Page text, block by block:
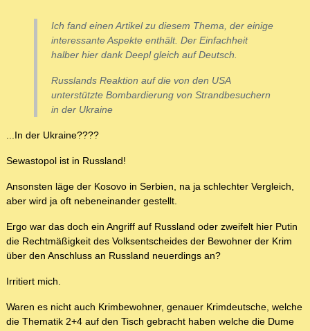
Ich fand einen Artikel zu diesem Thema, der einige
interessante Aspekte enthält. Der Einfachheit
halber hier dank Deepl gleich auf Deutsch.
Russlands Reaktion auf die von den USA
unterstützte Bombardierung von Strandbesuchern
in der Ukraine
...In der Ukraine????
Sewastopol ist in Russland!
Ansonsten läge der Kosovo in Serbien, na ja schlechter Vergleich,
aber wird ja oft nebeneinander gestellt.
Ergo war das doch ein Angriff auf Russland oder zweifelt hier Putin
die Rechtmäßigkeit des Volksentscheides der Bewohner der Krim
über den Anschluss an Russland neuerdings an?
Irritiert mich.
Waren es nicht auch Krimbewohner, genauer Krimdeutsche, welche
die Thematik 2+4 auf den Tisch gebracht haben welche die Dume